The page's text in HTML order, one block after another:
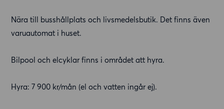
Nära till busshållplats och livsmedelsbutik. Det finns även
varuautomat i huset.
Bilpool och elcyklar finns i området att hyra.
Hyra: 7 900 kr/mån (el och vatten ingår ej).